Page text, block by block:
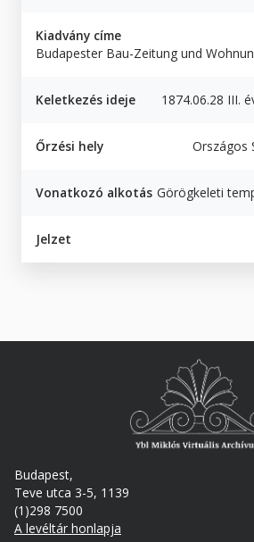
Kiadvány címe
Budapester Bau-Zeitung und
Keletkezés ideje 1874.06.28 III.
Őrzési hely Országos
Vonatkozó alkotás Görögkeleti
Jelzet
Budapest,
Teve utca 3-5, 1139
(1)298 7500
A levéltár honlapja